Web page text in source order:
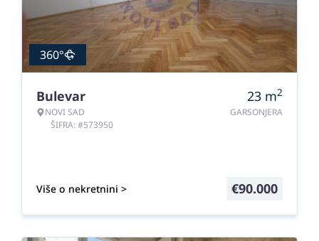
360°
Bulevar
NOVI SAD
ŠIFRA: #573950
23 m2
GARSONJERA
Više o nekretnini > €90.000